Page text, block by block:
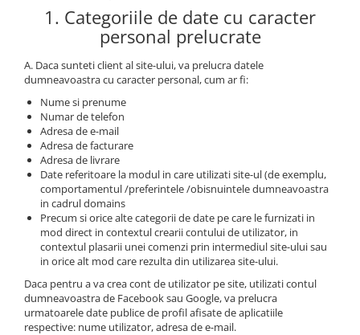
1. Categoriile de date cu caracter
personal prelucrate
A. Daca sunteti client al site-ului, va prelucra datele
dumneavoastra cu caracter personal, cum ar fi:
Nume si prenume
Numar de telefon
Adresa de e-mail
Adresa de facturare
Adresa de livrare
Date referitoare la modul in care utilizati site-ul (de exemplu,
comportamentul /preferintele /obisnuintele dumneavoastra
in cadrul domains
Precum si orice alte categorii de date pe care le furnizati in
mod direct in contextul crearii contului de utilizator, in
contextul plasarii unei comenzi prin intermediul site-ului sau
in orice alt mod care rezulta din utilizarea site-ului.
Daca pentru a va crea cont de utilizator pe site, utilizati contul
dumneavoastra de Facebook sau Google, va prelucra
urmatoarele date publice de profil afisate de aplicatiile
respective: nume utilizator, adresa de e-mail.